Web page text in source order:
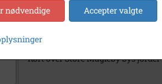
1869
Kort over Store Magleby bys jorder
nødvendige Accepter valgte